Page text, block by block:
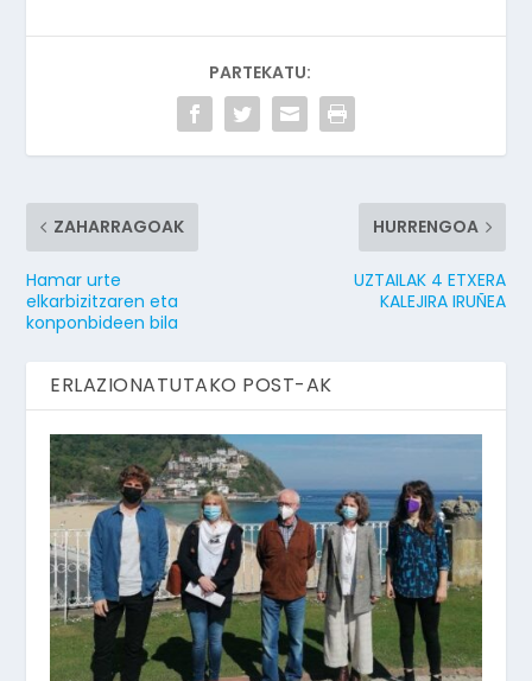
PARTEKATU:
ZAHARRAGOAK
Hamar urte
elkarbizitzaren eta
konponbideen bila
HURRENGOA
UZTAILAK 4 ETXERA
KALEJIRA IRUÑEA
ERLAZIONATUTAKO POST-AK